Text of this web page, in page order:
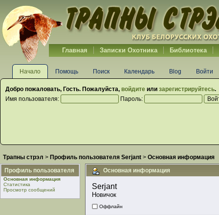
Главная Записки Охотника Библиотека
Начало Помощь Поиск Календарь Blog Войти
Добро пожаловать, Гость. Пожалуйста, войдите или зарегистрируйтесь.
Имя пользователя:
Пароль:
Трапны стрэл > Профиль пользователя Serjant > Основная информация
Профиль пользователя
Основная информация
Статистика
Просмотр сообщений
Основная информация
Serjant
Новичок
Оффлайн